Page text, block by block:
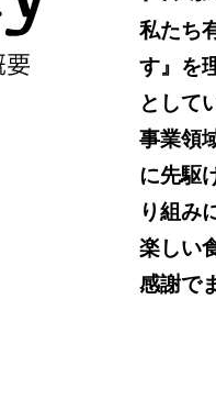
私たち
す』を
として
事業領
に先駆
り組み
楽しい
感謝で